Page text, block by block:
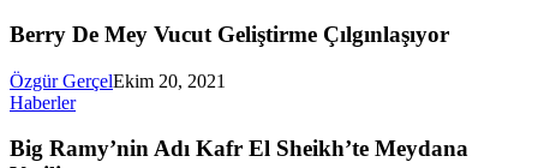
Berry De Mey Vucut Geliştirme Çılgınlaşıyor
Özgür GerçelEkim 20, 2021
Haberler
Big Ramy’nin Adı Kafr El Sheikh’te Meydana